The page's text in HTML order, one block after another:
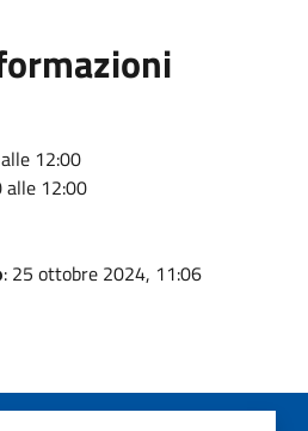
12:00
alle 12:00
: 25 ottobre 2024, 11:06